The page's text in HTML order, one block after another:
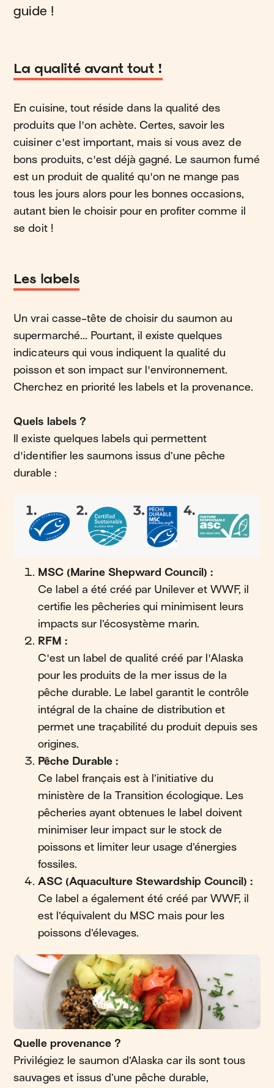
guide !
La qualité avant tout !
En cuisine, tout réside dans la qualité des
produits que l'on achète. Certes, savoir les
cuisiner c'est important, mais si vous avez de
bons produits, c'est déjà gagné. Le saumon fumé
est un produit de qualité qu'on ne mange pas
tous les jours alors pour les bonnes occasions,
autant bien le choisir pour en profiter comme il
se doit !
Les labels
Un vrai casse-tête de choisir du saumon au
supermarché... Pourtant, il existe quelques
indicateurs qui vous indiquent la qualité du
poisson et son impact sur l'environnement.
Cherchez en priorité les labels et la provenance.
Quels labels ?
Il existe quelques labels qui permettent
d'identifier les saumons issus d’une pêche
durable :
MSC (Marine Shepward Council) :
Ce label a été créé par Unilever et WWF, il
certifie les pêcheries qui minimisent leurs
impacts sur l’écosystème marin.
RFM :
C'est un label de qualité créé par l'Alaska
pour les produits de la mer issus de la
pêche durable. Le label garantit le contrôle
intégral de la chaine de distribution et
permet une traçabilité du produit depuis ses
origines.
Pêche Durable :
Ce label français est à l’initiative du
ministère de la Transition écologique. Les
pêcheries ayant obtenues le label doivent
minimiser leur impact sur le stock de
poissons et limiter leur usage d’énergies
fossiles.
ASC (Aquaculture Stewardship Council) :
Ce label a également été créé par WWF, il
est l’équivalent du MSC mais pour les
poissons d’élevages.
Quelle provenance ?
Privilégiez le saumon d’Alaska car ils sont tous
sauvages et issus d’une pêche durable,